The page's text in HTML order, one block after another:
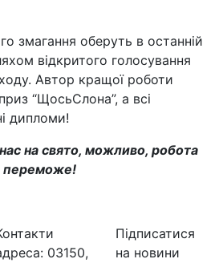
змагання оберуть в останній
відкритого голосування
Автор кращої роботи
“ЩосьСлона”, а всі
дипломи!
на свято, можливо, робота
переможе!
03150,
Підписатися
на новини